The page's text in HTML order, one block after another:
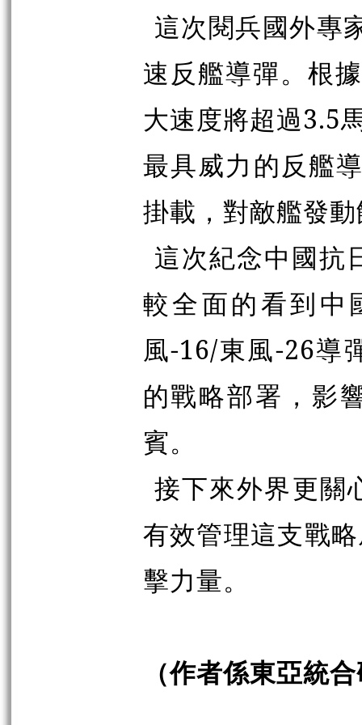
這次閱兵國外專
速反艦導彈。根
大速度將超過3.5
最具威力的反艦
掛載，對敵艦發
這次紀念中國抗
較全面的看到中
風-16/東風-26導
的戰略部署，影
賓。
接下來外界更關
有效管理這支戰
擊力量。
（作者係東亞統